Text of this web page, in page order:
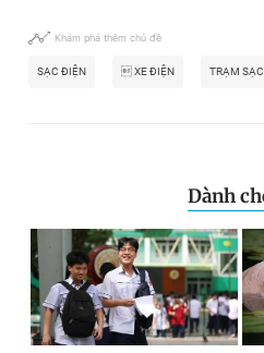
Khám phá thêm chủ đề
SẠC ĐIỆN  XE ĐIỆN TRẠM SẠC